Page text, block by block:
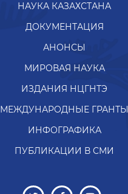
НАУКА КАЗАХСТАНА
ДОКУМЕНТАЦИЯ
АНОНСЫ
МИРОВАЯ НАУКА
ИЗДАНИЯ НЦГНТЭ
МЕЖДУНАРОДНЫЕ ГРАНТЫ
ИНФОГРАФИКА
ПУБЛИКАЦИИ В СМИ